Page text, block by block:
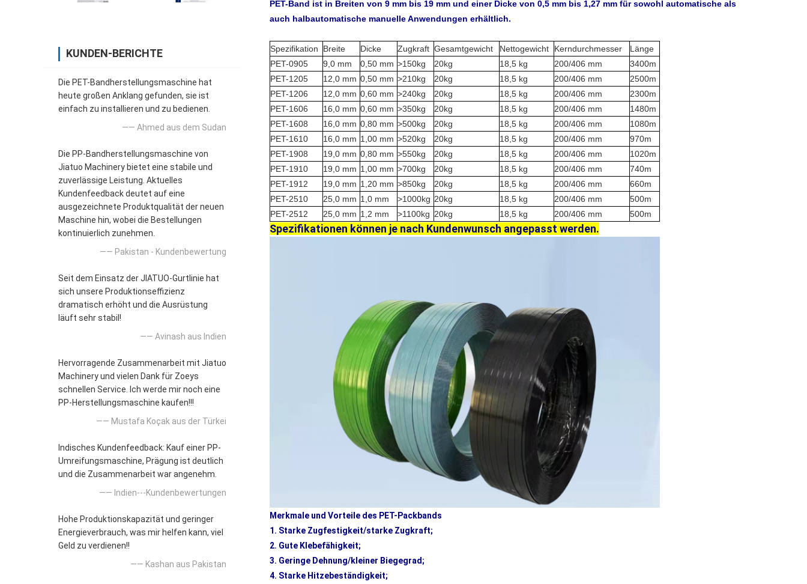
KUNDEN-BERICHTE
Die PET-Bandherstellungsmaschine hat
heute großen Anklang gefunden, sie ist
einfach zu installieren und zu bedienen.
—— Ahmed aus dem Sudan
Die PP-Bandherstellungsmaschine von
Jiatuo Machinery bietet eine stabile und
zuverlässige Leistung. Aktuelles
Kundenfeedback deutet auf eine
ausgezeichnete Produktqualität der neuen
Maschine hin, wobei die Bestellungen
kontinuierlich zunehmen.
—— Pakistan - Kundenbewertung
Seit dem Einsatz der JIATUO-Gurtlinie hat
sich unsere Produktionseffizienz
dramatisch erhöht und die Ausrüstung
läuft sehr stabil!
—— Avinash aus Indien
Hervorragende Zusammenarbeit mit Jiatuo
Machinery und vielen Dank für Zoeys
schnellen Service. Ich werde mir noch eine
PP-Herstellungsmaschine kaufen!!!
—— Mustafa Koçak aus der Türkei
Indisches Kundenfeedback: Kauf einer PP-
Umreifungsmaschine, Prägung ist deutlich
und die Zusammenarbeit war angenehm.
—— Indien---Kundenbewertungen
Hohe Produktionskapazität und geringer
Energieverbrauch, was mir helfen kann, viel
Geld zu verdienen!!
—— Kashan aus Pakistan
PET-Band ist in Breiten von 9 mm bis 19 mm und einer Dicke von 0,5 mm bis 1,27 mm für sowohl automatische als
auch halbautomatische manuelle Anwendungen erhältlich.
Spezifikation Breite Dicke Zugkraft Gesamtgewicht Nettogewicht Kerndurchmesser
Länge
PET-0905
9,0 mm 0,50 mm >150kg 20kg 18,5 kg 200/406 mm
3400m
PET-1205
12,0 mm 0,50 mm >210kg 20kg 18,5 kg 200/406 mm
2500m
PET-1206
12,0 mm 0,60 mm >240kg 20kg 18,5 kg 200/406 mm
2300m
PET-1606
16,0 mm 0,60 mm >350kg 20kg 18,5 kg 200/406 mm
1480m
PET-1608
16,0 mm 0,80 mm >500kg 20kg 18,5 kg 200/406 mm
1080m
PET-1610
16,0 mm 1,00 mm >520kg 20kg 18,5 kg 200/406 mm
970m
PET-1908
19,0 mm 0,80 mm >550kg 20kg 18,5 kg 200/406 mm
1020m
PET-1910
19,0 mm 1,00 mm >700kg 20kg 18,5 kg 200/406 mm
740m
PET-1912
19,0 mm 1,20 mm >850kg 20kg 18,5 kg 200/406 mm
660m
PET-2510
25,0 mm 1,0 mm >1000kg 20kg 18,5 kg 200/406 mm
500m
PET-2512
25,0 mm 1,2 mm >1100kg 20kg 18,5 kg 200/406 mm 500m
Spezifikationen können je nach Kundenwunsch angepasst werden.
Merkmale und Vorteile des PET-Packbands
1. Starke Zugfestigkeit/starke Zugkraft;
2. Gute Klebefähigkeit;
3. Geringe Dehnung/kleiner Biegegrad;
4. Starke Hitzebeständigkeit;